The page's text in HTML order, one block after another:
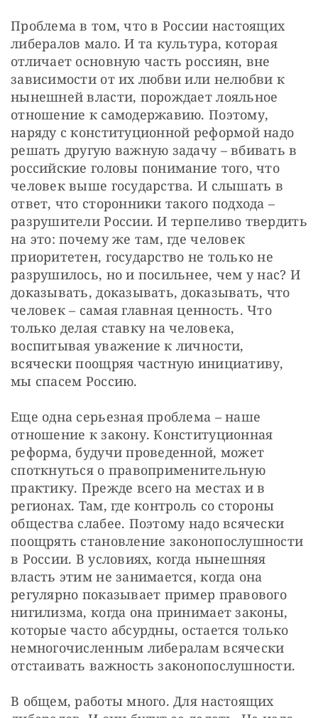
Проблема в том, что в России настоящих
либералов мало. И та культура, которая
отличает основную часть россиян, вне
зависимости от их любви или нелюбви к
нынешней власти, порождает лояльное
отношение к самодержавию. Поэтому,
наряду с конституционной реформой надо
решать другую важную задачу – вбивать в
российские головы понимание того, что
человек выше государства. И слышать в
ответ, что сторонники такого подхода –
разрушители России. И терпеливо твердить
на это: почему же там, где человек
приоритетен, государство не только не
разрушилось, но и посильнее, чем у нас? И
доказывать, доказывать, доказывать, что
человек – самая главная ценность. Что
только делая ставку на человека,
воспитывая уважение к личности,
всячески поощряя частную инициативу,
мы спасем Россию.
Еще одна серьезная проблема – наше
отношение к закону. Конституционная
реформа, будучи проведенной, может
споткнуться о правоприменительную
практику. Прежде всего на местах и в
регионах. Там, где контроль со стороны
общества слабее. Поэтому надо всячески
поощрять становление законопослушности
в России. В условиях, когда нынешняя
власть этим не занимается, когда она
регулярно показывает пример правового
нигилизма, когда она принимает законы,
которые часто абсурдны, остается только
немногочисленным либералам всячески
отстаивать важность законопослушности.
В общем, работы много. Для настоящих